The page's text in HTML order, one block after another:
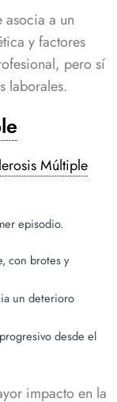
asocia a un
y factores
pero sí
laborales.
Múltiple
episodio.
con brotes y
un deterioro
desde el
impacto en la